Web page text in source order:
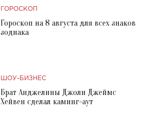
ГОРОСКОП
Гороскоп на 8 августа для всех знаков
зодиака
ШОУ-БИЗНЕС
Брат Анджелины Джоли Джеймс
Хейвен сделал каминг-аут